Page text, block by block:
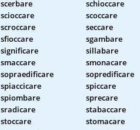
scerbare
schioccare
scioccare
scoccare
scroccare
seccare
sfioccare
sgambare
significare
sillabare
smaccare
smonacare
sopraedificare
sopredificare
spiaccicare
spiccare
spiombare
sprecare
sradicare
stabaccare
stoccare
stomacare